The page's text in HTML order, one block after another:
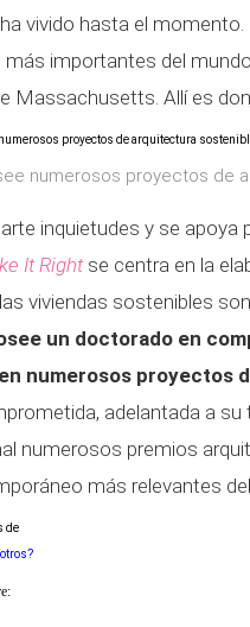
vivido hasta el
importantes del
Massachusetts. Allí es
numerosos proyectos de
inquietudes y se
It Right se centra en la
viviendas sostenibles
un doctorado en
numerosos proyectos
adelantada a
numerosos premios
más relevantes
de